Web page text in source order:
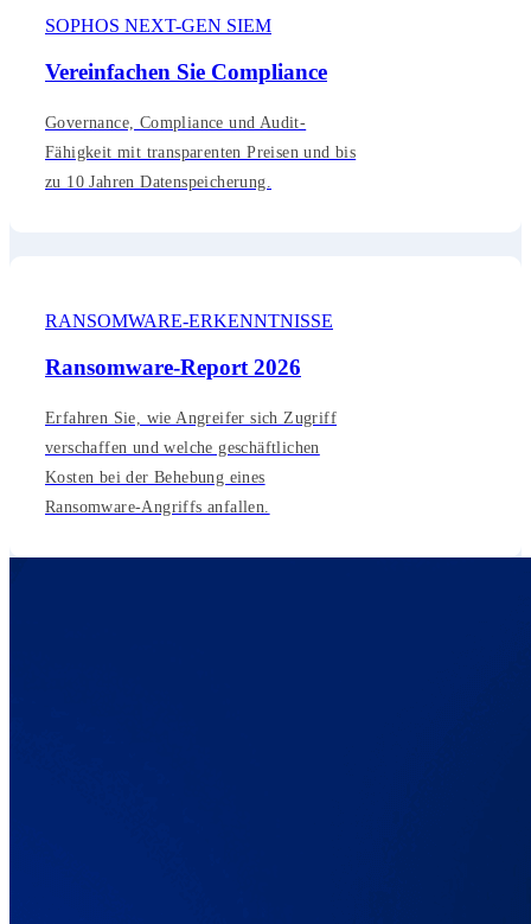
SOPHOS NEXT-GEN SIEM
Vereinfachen Sie Compliance
Governance, Compliance und Audit-
Fähigkeit mit transparenten Preisen und bis
zu 10 Jahren Datenspeicherung.
RANSOMWARE-ERKENNTNISSE
Ransomware-Report 2026
Erfahren Sie, wie Angreifer sich Zugriff
verschaffen und welche geschäftlichen
Kosten bei der Behebung eines
Ransomware-Angriffs anfallen.